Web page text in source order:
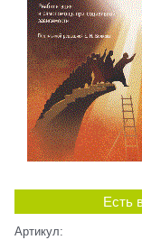
Есть
Артикул: